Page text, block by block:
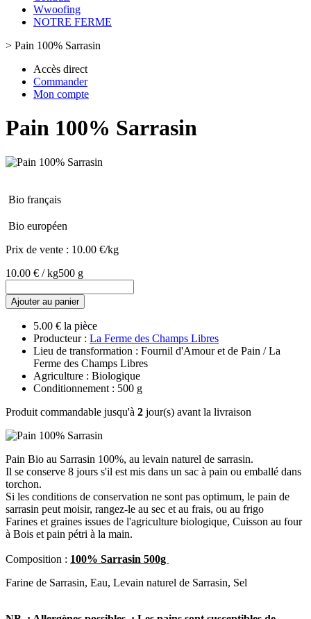
Wwoofing
NOTRE FERME
> Pain 100% Sarrasin
Accès direct
Commander
Mon compte
Pain 100% Sarrasin
Bio français
Bio européen
Prix de vente : 10.00 €/kg
10.00 € / kg500 g
Ajouter au panier
5.00 € la pièce
Producteur : La Ferme des Champs Libres
Lieu de transformation : Fournil d'Amour et de Pain / La
Ferme des Champs Libres
Agriculture : Biologique
Conditionnement : 500 g
Produit commandable jusqu'à 2 jour(s) avant la livraison
Pain Bio au Sarrasin 100%, au levain naturel de sarrasin.
Il se conserve 8 jours s'il est mis dans un sac à pain ou emballé dans
torchon.
Si les conditions de conservation ne sont pas optimum, le pain de
sarrasin peut moisir, rangez-le au sec et au frais, ou au frigo
Farines et graines issues de l'agriculture biologique, Cuisson au four
à Bois et pain pétri à la main.
Composition : 100% Sarrasin 500g
Farine de Sarrasin, Eau, Levain naturel de Sarrasin, Sel